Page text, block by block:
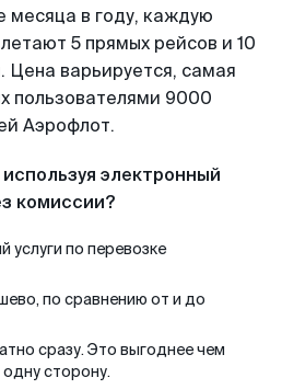
месяца в году, каждую
5 прямых рейсов и 10
Цена варьируется, самая
пользователями 9000
Аэрофлот.
электронный
комиссии?
услуги по перевозке
по сравнению от и до
сразу. Это выгоднее чем
сторону.